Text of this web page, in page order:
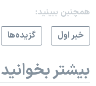
صفحه‌های ویژه
سفر پرزیدنت ترامپ به چین
همچنبن ببینید:
خبر اول
گزيده‌ها
بیشتر بخوانید